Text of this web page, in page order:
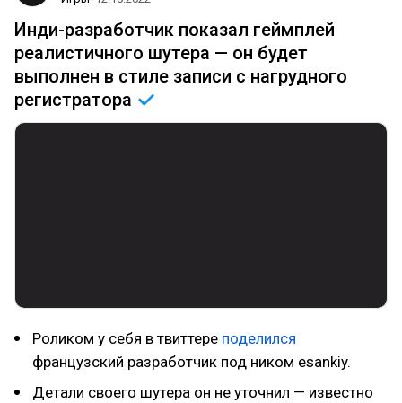
Инди-разработчик показал геймплей
реалистичного шутера — он будет
выполнен в стиле записи с нагрудного
регистратора
Роликом у себя в твиттере поделился
французский разработчик под ником esankiy.
Детали своего шутера он не уточнил — известно